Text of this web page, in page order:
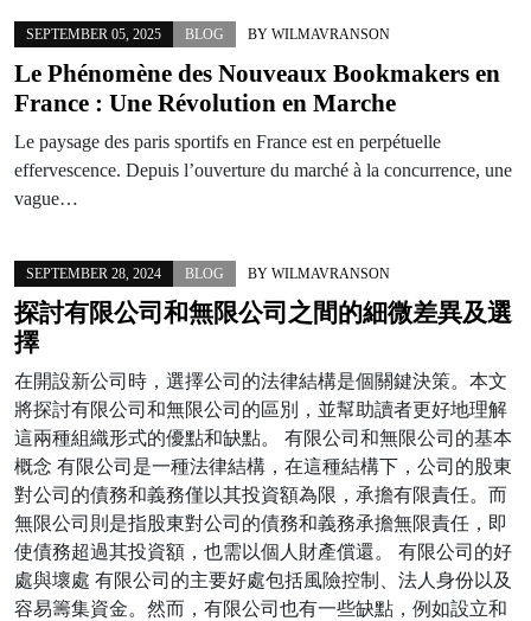
SEPTEMBER 05, 2025 BLOG BY WILMAVRANSON
Le Phénomène des Nouveaux Bookmakers en
France : Une Révolution en Marche
Le paysage des paris sportifs en France est en perpétuelle
effervescence. Depuis l’ouverture du marché à la concurrence, une
vague…
SEPTEMBER 28, 2024 BLOG BY WILMAVRANSON
探討有限公司和無限公司之間的細微差異及選
擇
在開設新公司時，選擇公司的法律結構是個關鍵決策。本文
將探討有限公司和無限公司的區別，並幫助讀者更好地理解
這兩種組織形式的優點和缺點。 有限公司和無限公司的基本
概念 有限公司是一種法律結構，在這種結構下，公司的股東
對公司的債務和義務僅以其投資額為限，承擔有限責任。而
無限公司則是指股東對公司的債務和義務承擔無限責任，即
使債務超過其投資額，也需以個人財產償還。 有限公司的好
處與壞處 有限公司的主要好處包括風險控制、法人身份以及
容易籌集資金。然而，有限公司也有一些缺點，例如設立和